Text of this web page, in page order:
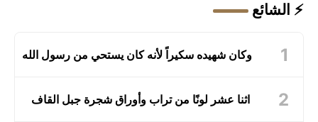
⚡ الشائع
وكان شهيده سكيراً لأنه كان يستحي من رسول الله
اثنا عشر لونًا من تراب وأوراق شجرة جبل القاف